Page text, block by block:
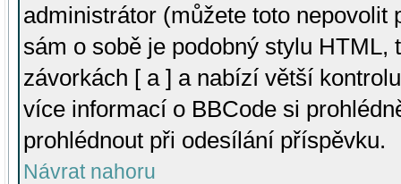
administrátor (můžete toto
sám o sobě je podobný stylu HTML,
závorkách [ a ] a nabízí větší
více informací o BBCode si
prohlédnout při odesílání příspěvku.
Návrat nahoru